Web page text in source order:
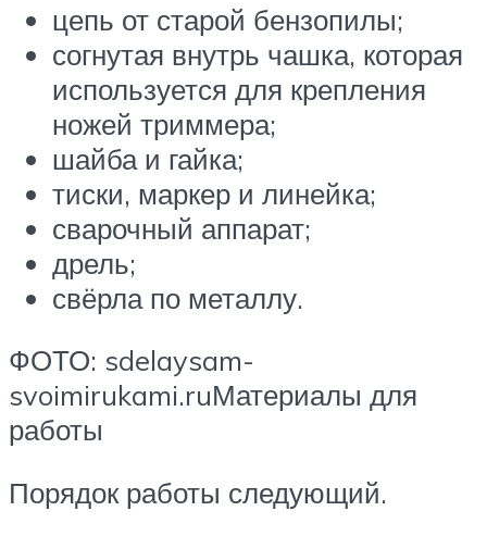
цепь от старой бензопилы;
согнутая внутрь чашка, которая
используется для крепления
ножей триммера;
шайба и гайка;
тиски, маркер и линейка;
сварочный аппарат;
дрель;
свёрла по металлу.
ФОТО: sdelaysam-
svoimirukami.ruМатериалы для
работы
Порядок работы следующий.